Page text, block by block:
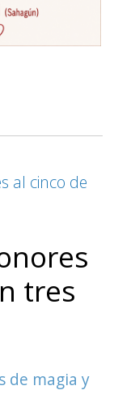
al cinco de
tres
de magia y